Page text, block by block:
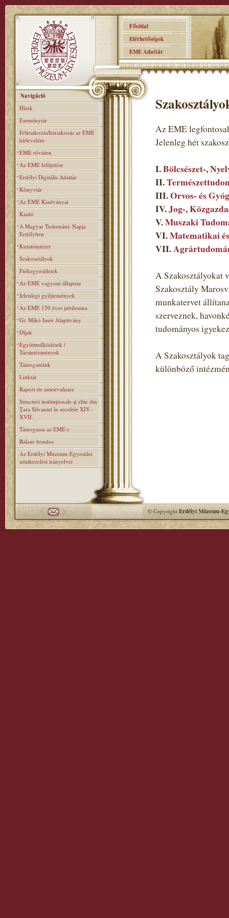
Főoldal
Elérhetőségek
EME Adattár
Navigáció
Hírek
Eseménytár
Feliratkozás/leiratkozás az EME
hírlevelére
EME röviden
Az EME felépitése
Erdélyi Digitális Adattár
Könyvtár
Az EME Kiadványai
Kiadó
A Magyar Tudomány Napja
Erdélyben
Kutatóintézet
Szakosztályok
Fiókegyesületek
Az EME vagyoni állapota
Jelenlegi gyűjtemények
Az EME 150 éves jubileuma
Gr. Mikó Imre Alapitvány
Díjak
Együttműködések /
Társintézmények
Támogatóink
Linktár
Raport de autoevaluare
Structuri instituţionale şi elite din
Ţara Silvaniei în secolele XIV–
XVII.
Támogassa az EMÉ-t
Balaur bondoc
Az Erdélyi Múzeum-Egyesület
adatkezelési irányelvei
Az EME
Jelenleg hét
I.Bölcsészet-,
II.
III.Orvos- és
IV.Jog-,
V.Muszaki
VI.Matematikai
VII.
A Szakosztályokat
Szakosztály
munkatervet
szerveznek,
tudományos
A Szakosztályok
különböző
© CopyrightErdélyi Múzeum-